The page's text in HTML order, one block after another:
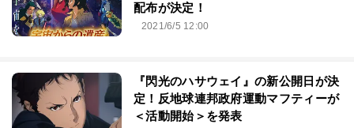
配布が決定！
2021/6/5 12:00
『閃光のハサウェイ』の新公開日が決
定！反地球連邦政府運動マフティーが
＜活動開始＞を発表